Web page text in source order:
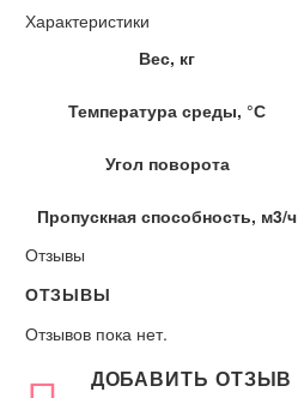
Характеристики
Вес, кг
Температура среды, °С
Угол поворота
Пропускная способность, м3/ч
Отзывы
ОТЗЫВЫ
Отзывов пока нет.
ДОБАВИТЬ ОТЗЫВ